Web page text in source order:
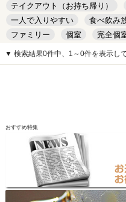
テイクアウト（お持ち帰り）
一人で入りやすい
食べ飲み
ファミリー
個室 完全個
キッズルーム
安い デー
▼ 検索結果0件中、1～0件を表示して
おすすめ特集